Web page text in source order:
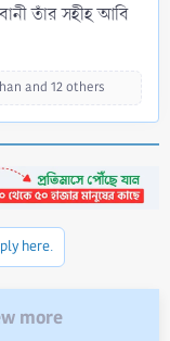
তাঁর সহীহ আবি
and 12 others
here.
more